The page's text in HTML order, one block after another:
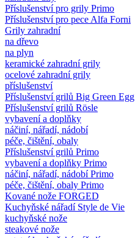
Příslušenství pro grily Primo
Příslušenství pro pece Alfa Forni
Grily zahradní
na dřevo
na plyn
keramické zahradní grily
ocelové zahradní grily
příslušenství
Příslušenství grilů Big Green Egg
Příslušenství grilů Rösle
vybavení a doplňky
náčiní, nářadí, nádobí
péče, čištění, obaly
Příslušenství grilů Primo
vybavení a doplňky Primo
náčiní, nářadí, nádobí Primo
péče, čištění, obaly Primo
Kované nože FORGED
Kuchyňské nářadí Style de Vie
kuchyňské nože
steakové nože